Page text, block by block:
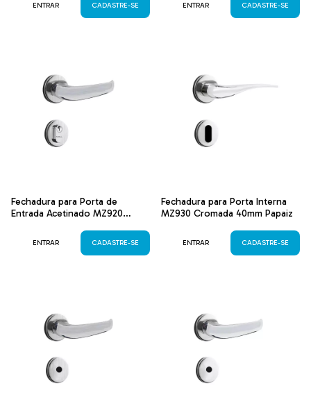
ENTRAR CADASTRE-SE ENTRAR CADASTRE-SE
Fechadura para Porta de
Entrada Acetinado MZ920
ENTRAR CADASTRE-SE
Fechadura para Porta Interna
MZ930 Cromada 40mm Papaiz
ENTRAR CADASTRE-SE